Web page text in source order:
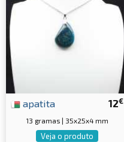
12€
apatita
13 gramas | 35x25x4 mm
Veja o produto